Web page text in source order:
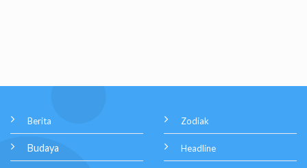
Berita
Budaya
Zodiak
Headline